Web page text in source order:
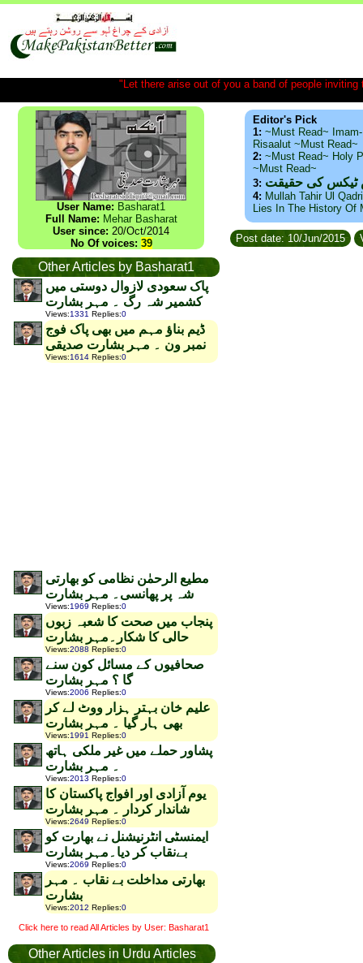
"Let there arise out of you a band of people
User Name: Basharat1
Full Name: Mehar Basharat
User since: 20/Oct/2014
No Of voices: 39
Other Articles by Basharat1
پاک سعودی لازوال دوستی میں
کشمیر شہ رگ ۔ مہر بشارت
Views:1331 Replies:0
ڈیم بناؤ مہم میں بھی پاک فوج
نمبر ون ۔ مہر بشارت صدیقی
Views:1614 Replies:0
مطیع الرحمٰن نظامی کو بھارتی
شہ پر پھانسی۔ مہر بشارت
Views:1969 Replies:0
پنجاب میں صحت کا شعبہ زبوں
حالی کا شکار۔مہر بشارت
Views:2088 Replies:0
صحافیوں کے مسائل کون سنے
گا ؟ مہر بشارت
Views:2006 Replies:0
علیم خان بہتر ہزار ووٹ لے کر
بھی ہار گیا ۔ مہر بشارت
Views:1991 Replies:0
پشاور حملے میں غیر ملکی ہاتھ
۔ مہر بشارت
Views:2013 Replies:0
یوم آزادی اور افواج پاکستان کا
شاندار کردار ۔ مہر بشارت
Views:2649 Replies:0
ایمنسٹی انٹرنیشنل نے بھارت کو
بےنقاب کر دیا۔مہر بشارت
Views:2069 Replies:0
بھارتی مداخلت بے نقاب ۔ مہر
بشارت
Views:2012 Replies:0
Click here to read All Articles by User: Basharat1
Other Articles in Urdu Articles
Editor's Pick
1: ~Must Read~
Risaalut ~Must Read~
2: ~Must Read~ Holy
~Must Read~
3: ٹیکس کی حقیقت
4: Mullah Tahir Ul
Lies In The History Of
Post date: 10/Jun/2015